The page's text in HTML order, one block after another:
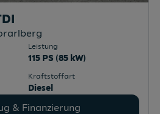
Leistung
115 PS (85 kW)
Kraftstoffart
Diesel
& Finanzierung